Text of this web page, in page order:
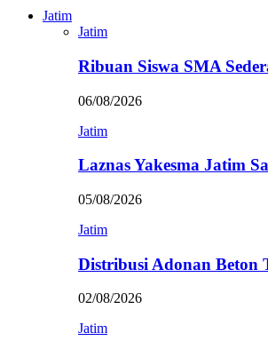
Jatim
Jatim
Ribuan Siswa SMA
06/08/2026
Jatim
Laznas Yakesma Jatim
05/08/2026
Jatim
Distribusi Adonan
02/08/2026
Jatim